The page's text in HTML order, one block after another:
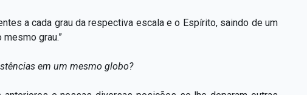
a cada grau da respectiva escala e o Espírito, saindo de um
grau.”
em um mesmo globo?